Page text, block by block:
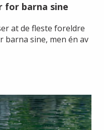
for barna sine
at de fleste foreldre
barna sine, men én av